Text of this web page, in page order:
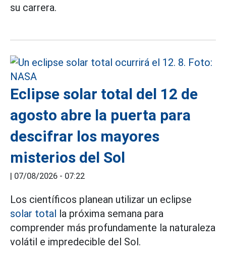
su carrera.
Eclipse solar total del 12 de
agosto abre la puerta para
descifrar los mayores
misterios del Sol
| 07/08/2026 - 07:22
Los científicos planean utilizar un eclipse
solar total la próxima semana para
comprender más profundamente la naturaleza
volátil e impredecible del Sol.